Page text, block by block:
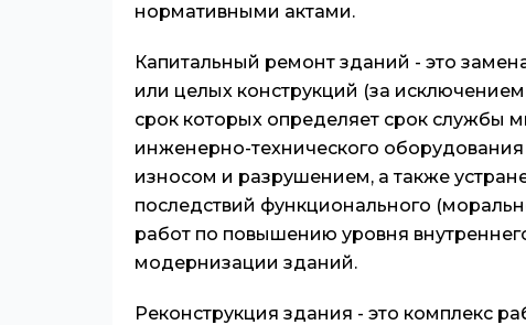
нормативными актами.
Капитальный ремонт зданий - это
или целых конструкций (за
срок которых определяет срок службы
инженерно-технического
износом и разрушением, а также
последствий функционального
работ по повышению уровня
модернизации зданий.
Реконструкция здания - это комплекс